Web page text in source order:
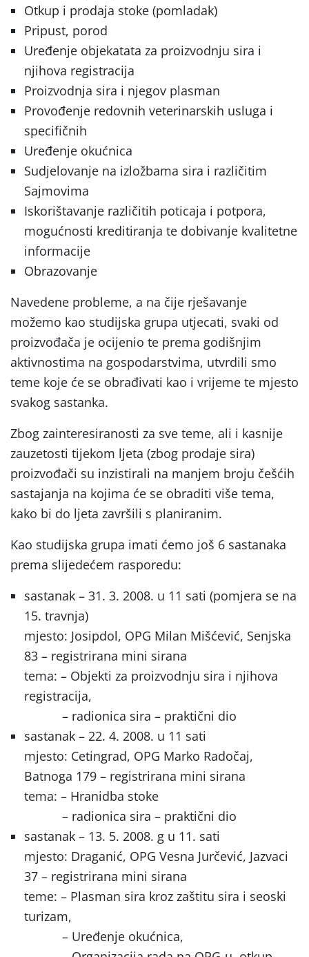
Otkup i prodaja stoke (pomladak)
Pripust, porod
Uređenje objekatata za proizvodnju sira i
njihova registracija
Proizvodnja sira i njegov plasman
Provođenje redovnih veterinarskih usluga i
specifičnih
Uređenje okućnica
Sudjelovanje na izložbama sira i različitim
Sajmovima
Iskorištavanje različitih poticaja i potpora,
mogućnosti kreditiranja te dobivanje kvalitetne
informacije
Obrazovanje
Navedene probleme, a na čije rješavanje
možemo kao studijska grupa utjecati, svaki od
proizvođača je ocijenio te prema godišnjim
aktivnostima na gospodarstvima, utvrdili smo
teme koje će se obrađivati kao i vrijeme te mjesto
svakog sastanka.
Zbog zainteresiranosti za sve teme, ali i kasnije
zauzetosti tijekom ljeta (zbog prodaje sira)
proizvođači su inzistirali na manjem broju češćih
sastajanja na kojima će se obraditi više tema,
kako bi do ljeta završili s planiranim.
Kao studijska grupa imati ćemo još 6 sastanaka
prema slijedećem rasporedu:
sastanak – 31. 3. 2008. u 11 sati (pomjera se na
15. travnja)
mjesto: Josipdol, OPG Milan Mišćević, Senjska
83 – registrirana mini sirana
tema: – Objekti za proizvodnju sira i njihova
registracija,
– radionica sira – praktični dio
sastanak – 22. 4. 2008. u 11 sati
mjesto: Cetingrad, OPG Marko Radočaj,
Batnoga 179 – registrirana mini sirana
tema: – Hranidba stoke
– radionica sira – praktični dio
sastanak – 13. 5. 2008. g u 11. sati
mjesto: Draganić, OPG Vesna Jurčević, Jazvaci
37 – registrirana mini sirana
teme: – Plasman sira kroz zaštitu sira i seoski
turizam,
– Uređenje okućnica,